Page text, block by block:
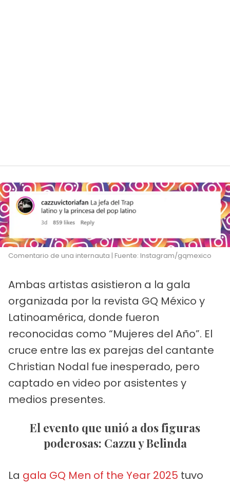
Comentario de una internauta | Fuente: Instagram/gqmexico
Ambas artistas asistieron a la gala
organizada por la revista GQ México y
Latinoamérica, donde fueron
reconocidas como “Mujeres del Año”. El
cruce entre las ex parejas del cantante
Christian Nodal fue inesperado, pero
captado en video por asistentes y
medios presentes.
El evento que unió a dos figuras
poderosas: Cazzu y Belinda
La gala GQ Men of the Year 2025 tuvo